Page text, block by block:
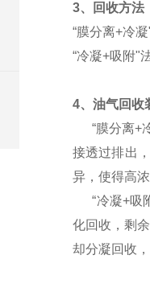
3、回收方法
“膜分离+冷
“冷凝+吸附"
4、油气回收
“膜分离+冷
接透过排出
异，使得高
“冷凝+吸
化回收，剩
却分凝回